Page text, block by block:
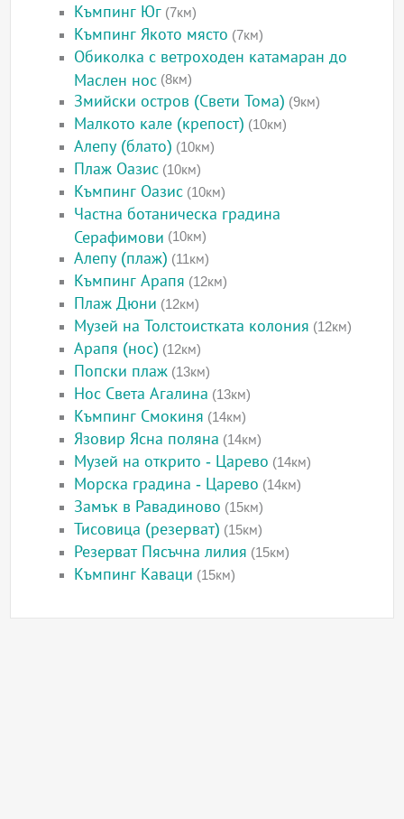
Къмпинг Юг (7км)
Къмпинг Якото място (7км)
Обиколка с ветроходен катамаран до
Маслен нос (8км)
Змийски остров (Свети Тома) (9км)
Малкото кале (крепост) (10км)
Алепу (блато) (10км)
Плаж Оазис (10км)
Къмпинг Оазис (10км)
Частна ботаническа градина
Серафимови (10км)
Алепу (плаж) (11км)
Къмпинг Арапя (12км)
Плаж Дюни (12км)
Музей на Толстоистката колония (12км)
Арапя (нос) (12км)
Попски плаж (13км)
Нос Света Агалина (13км)
Къмпинг Смокиня (14км)
Язовир Ясна поляна (14км)
Музей на открито - Царево (14км)
Морска градина - Царево (14км)
Замък в Равадиново (15км)
Тисовица (резерват) (15км)
Резерват Пясъчна лилия (15км)
Къмпинг Каваци (15км)